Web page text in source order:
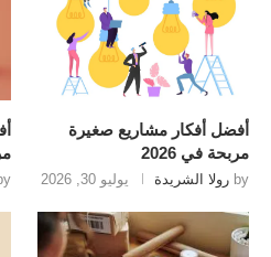
أفضل أفكار مشاريع صغيرة
مربحة في 2026
by رولا الشريدة يوليو 30, 2026